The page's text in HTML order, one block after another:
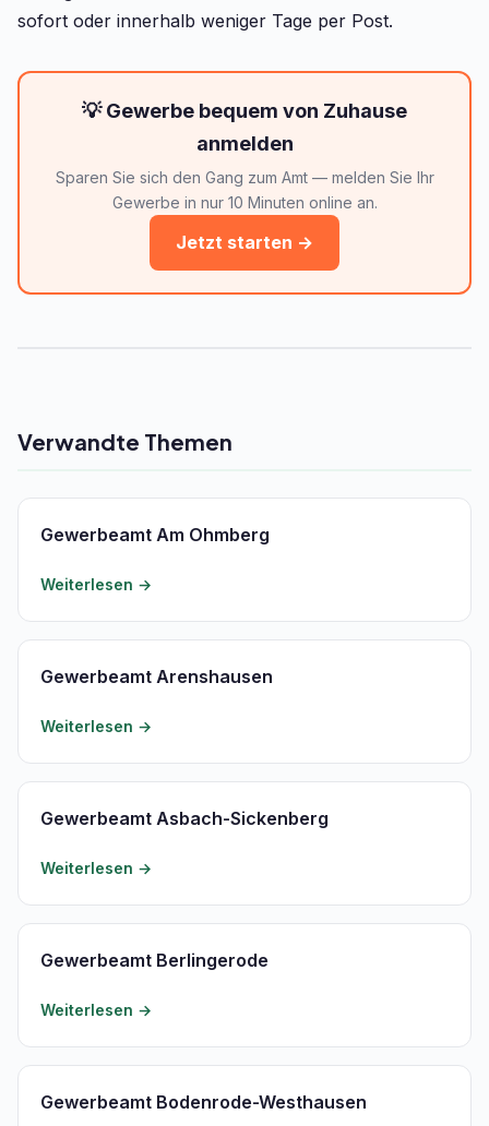
sofort oder innerhalb weniger Tage per Post.
💡 Gewerbe bequem von Zuhause
anmelden
Sparen Sie sich den Gang zum Amt — melden Sie Ihr
Gewerbe in nur 10 Minuten online an.
Jetzt starten →
Verwandte Themen
Gewerbeamt Am Ohmberg
Weiterlesen →
Gewerbeamt Arenshausen
Weiterlesen →
Gewerbeamt Asbach-Sickenberg
Weiterlesen →
Gewerbeamt Berlingerode
Weiterlesen →
Gewerbeamt Bodenrode-Westhausen